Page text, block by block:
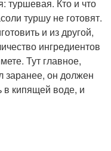
туршевая. Кто и что
туршу не готовят.
и из другой,
ингредиентов
Тут главное,
заранее, он должен
кипящей воде, и